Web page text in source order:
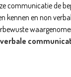
communicatie de
kennen en non